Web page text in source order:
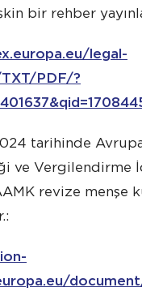
bir rehber
legal-
PDF/?
tarihinde
ve Vergilendirme
revize menşe